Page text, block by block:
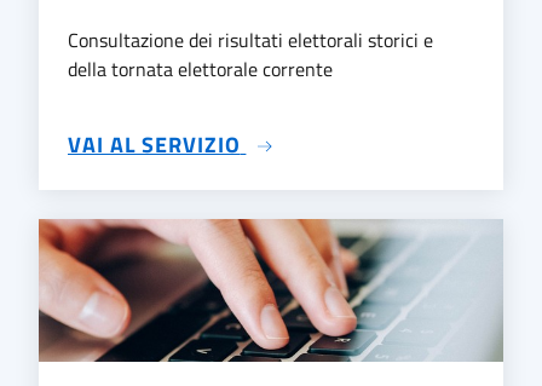
Consultazione dei risultati elettorali storici e
della tornata elettorale corrente
VAI AL SERVIZIO SU ELEZIONI ONLINE